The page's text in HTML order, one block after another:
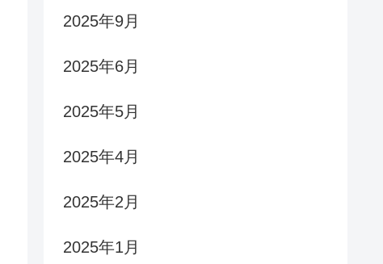
2025年9月
2025年6月
2025年5月
2025年4月
2025年2月
2025年1月